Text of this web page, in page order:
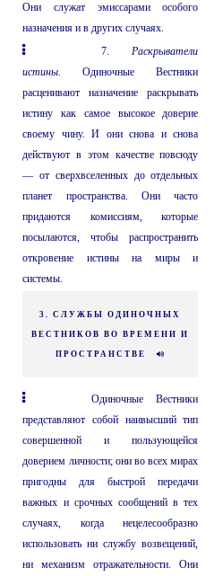
Они служат эмиссарами особого
назначения и в других случаях.
7.Раскрыватели
истины.
Одиночные Вестники
расценивают назначение раскрывать
истину как самое высокое доверие
своему чину. И они снова и снова
действуют в этом качестве повсюду
— от сверхвселенных до отдельных
планет пространства. Они часто
придаются комиссиям, которые
посылаются, чтобы распространить
откровение истины на миры и
системы.
3. СЛУЖБЫ ОДИНОЧНЫХ
ВЕСТНИКОВ ВО ВРЕМЕНИ И
ПРОСТРАНСТВЕ
Одиночные Вестники
представляют собой наивысший тип
совершенной и пользующейся
доверием личности; они во всех мирах
пригодны для быстрой передачи
важных и срочных сообщений в тех
случаях, когда нецелесообразно
использовать ни службу возвещений,
ни механизм отражательности. Они